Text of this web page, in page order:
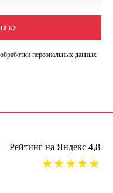
персональных данных
Рейтинг на Яндекс 4,8
★★★★★